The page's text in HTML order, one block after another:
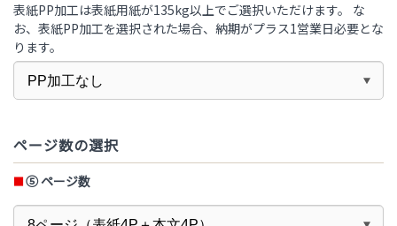
表紙PP加工は表紙用紙が135kg以上でご選択いただけます。 な
お、表紙PP加工を選択された場合、納期がプラス1営業日必要とな
ります。
ページ数の選択
⑤ ページ数